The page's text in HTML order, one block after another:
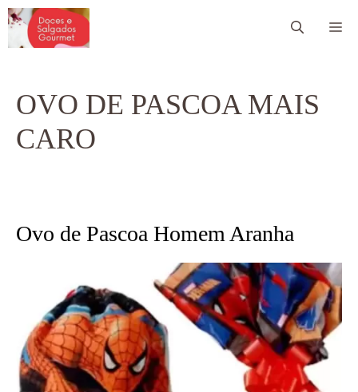
Pular
para
OVO DE PASCOA MAIS
CARO
Ovo de Pascoa Homem Aranha